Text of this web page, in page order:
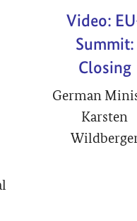
Video:
Summit:
Closing
German
Karsten